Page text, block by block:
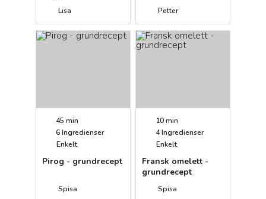
Lisa Petter
45 min
6Ingredienser
Enkelt
Pirog - grundrecept
Spisa
10 min
4Ingredienser
Enkelt
Fransk omelett -
grundrecept
Spisa